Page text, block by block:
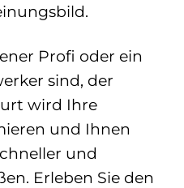
Profi oder ein
sind, der
wird Ihre
und Ihnen
und
Erleben Sie den